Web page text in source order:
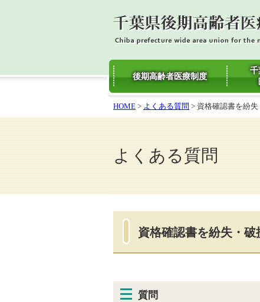
後期高齢者医療制度
千
HOME > よくある質問 > 資格確認書を紛
よくある質問
資格確認書を紛失・破
質問